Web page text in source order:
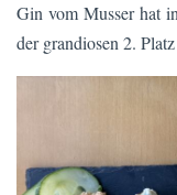
Gin vom Musser hat
der grandiosen 2.